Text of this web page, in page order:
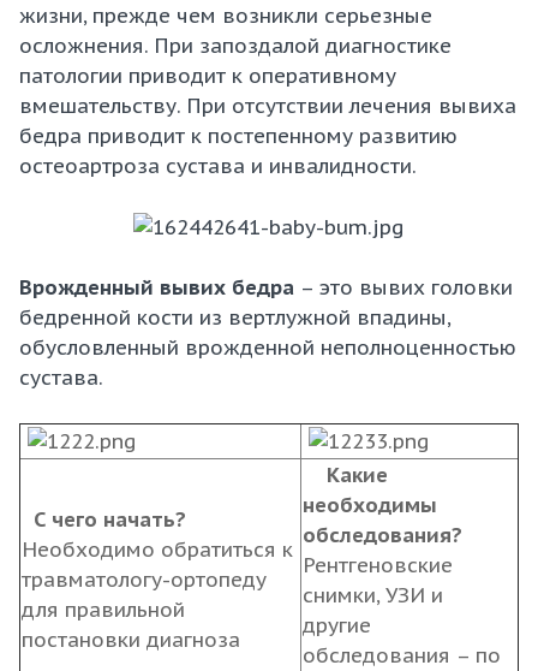
жизни, прежде чем возникли серьезные
осложнения. При запоздалой диагностике
патологии приводит к оперативному
вмешательству. При отсутствии лечения вывиха
бедра приводит к постепенному развитию
остеоартроза сустава и инвалидности.
Врожденный вывих бедра – это вывих головки
бедренной кости из вертлужной впадины,
обусловленный врожденной неполноценностью
сустава.
С чего начать?
Необходимо обратиться к
травматологу-ортопеду
для правильной
постановки диагноза
Какие
необходимы
обследования?
Рентгеновские
снимки, УЗИ и
другие
обследования – по